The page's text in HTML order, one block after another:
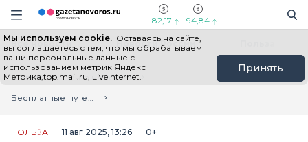
Информационный портал "ГазетаНоворос.ру"
Навигация сайта
82,17 94,84
Мы используем cookie. Оставаясь на сайте,
вы соглашаетесь с тем, что мы обрабатываем
ваши персональные данные с
использованием метрик Яндекс
Метрика,top.mail.ru, LiveInternet.
Принять
Все новости Новости России
Главная
Лента новостей
Бесплатные путевки для ветеранов труда: кому положены и как получить
ПОЛЬЗА 11 авг 2025, 13:26 0+